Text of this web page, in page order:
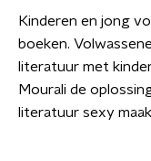
Kinderen en jong
boeken. V
literatuur met
Mourali de
literatuur sexy